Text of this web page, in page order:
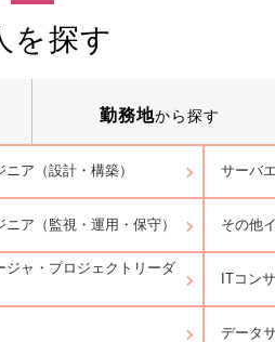
を探す
勤務地から探す
ア（設計・構築） サーバ
ア（監視・運用・保守） その他
ジャ・プロジェクトリーダ
ITコン
データ